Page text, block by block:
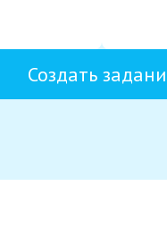
Создать